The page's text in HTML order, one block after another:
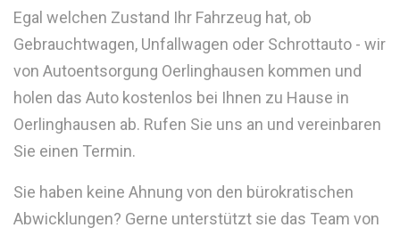
Egal welchen Zustand Ihr Fahrzeug hat, ob
Gebrauchtwagen, Unfallwagen oder Schrottauto - wir
von Autoentsorgung Oerlinghausen kommen und
holen das Auto kostenlos bei Ihnen zu Hause in
Oerlinghausen ab. Rufen Sie uns an und vereinbaren
Sie einen Termin.
Sie haben keine Ahnung von den bürokratischen
Abwicklungen? Gerne unterstützt sie das Team von